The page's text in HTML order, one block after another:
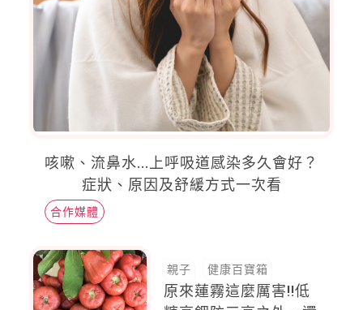
咳嗽、流鼻水...上呼吸道感染多久會好？
症狀、原因及舒緩方式一次看
合作媒體
親子 健康百寶箱
原來蓮霧這麼厲害!!低